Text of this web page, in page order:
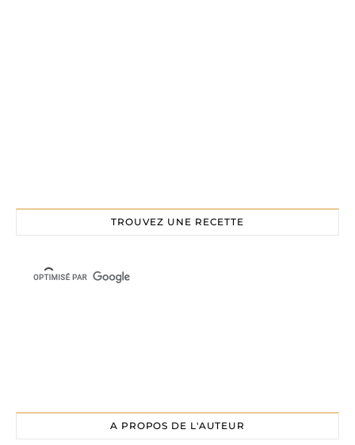
TROUVEZ UNE RECETTE
A PROPOS DE L'AUTEUR